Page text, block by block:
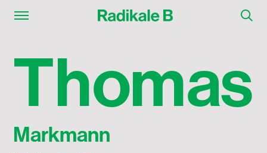
Thomas
Markmann